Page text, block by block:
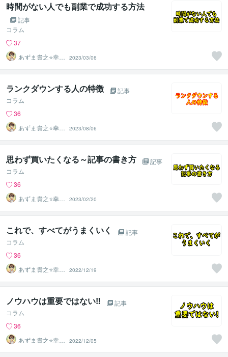
時間がない人でも副業で成功する方法
記事
コラム
37
あずま貴之⭐幸せ
自分軸の生き方
育成コーチ
2023/03/06
ランクダウンする人の特徴
記事
コラム
36
あずま貴之⭐幸せ
自分軸の生き方
育成コーチ
2023/08/06
思わず買いたくなる～記事の書き方
記事
コラム
36
あずま貴之⭐幸せ
自分軸の生き方
育成コーチ
2023/02/20
これで、すべてがうまくいく
記事
コラム
36
あずま貴之⭐幸せ
自分軸の生き方
育成コーチ
2022/12/19
ノウハウは重要ではない‼
記事
コラム
36
あずま貴之⭐幸せ
自分軸の生き方
育成コーチ
2022/12/05